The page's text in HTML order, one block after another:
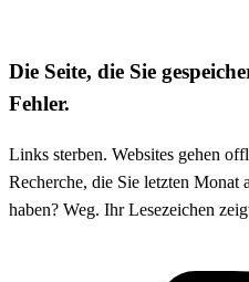
Die Seite, die Sie
Fehler.
Links sterben. Websites gehen
Recherche, die Sie letzten Monat
haben? Weg. Ihr Lesezeichen